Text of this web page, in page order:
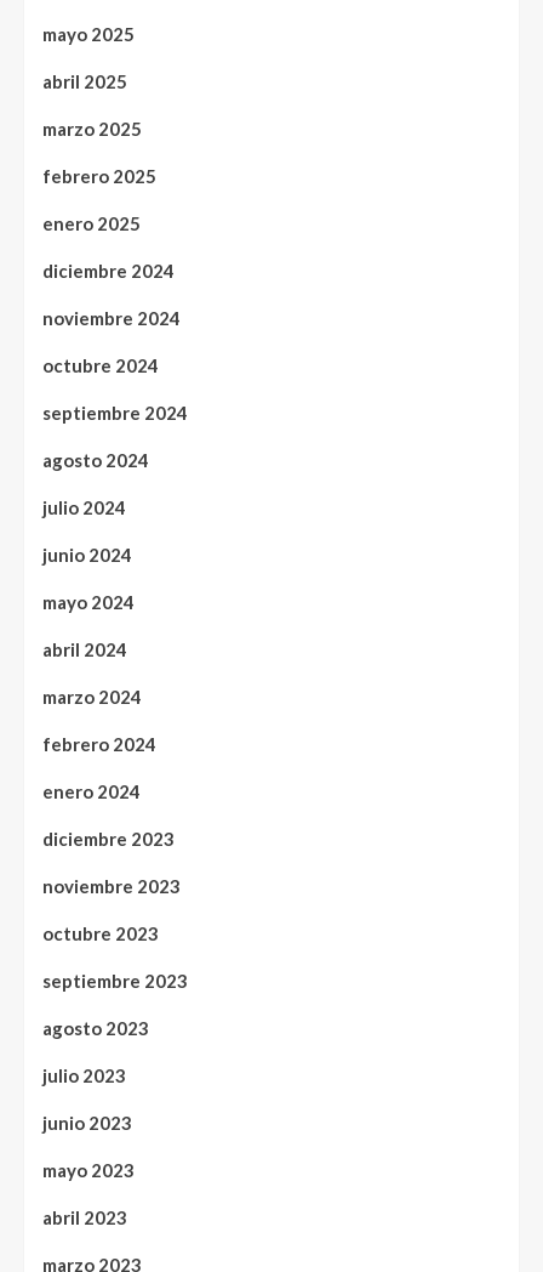
mayo 2025
abril 2025
marzo 2025
febrero 2025
enero 2025
diciembre 2024
noviembre 2024
octubre 2024
septiembre 2024
agosto 2024
julio 2024
junio 2024
mayo 2024
abril 2024
marzo 2024
febrero 2024
enero 2024
diciembre 2023
noviembre 2023
octubre 2023
septiembre 2023
agosto 2023
julio 2023
junio 2023
mayo 2023
abril 2023
marzo 2023